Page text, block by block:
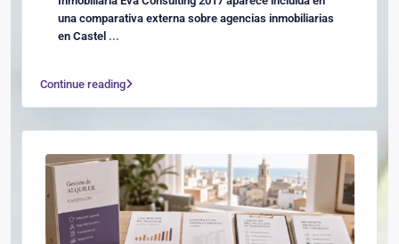
una comparativa externa sobre agencias inmobiliarias
en Castel ...
Continue reading